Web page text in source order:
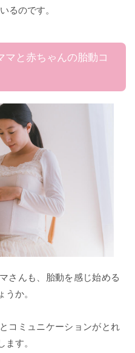
るのです。
マと赤ちゃんの胎動コ
さんも、胎動を感じ始める
か。
コミュニケーションがとれ
す。